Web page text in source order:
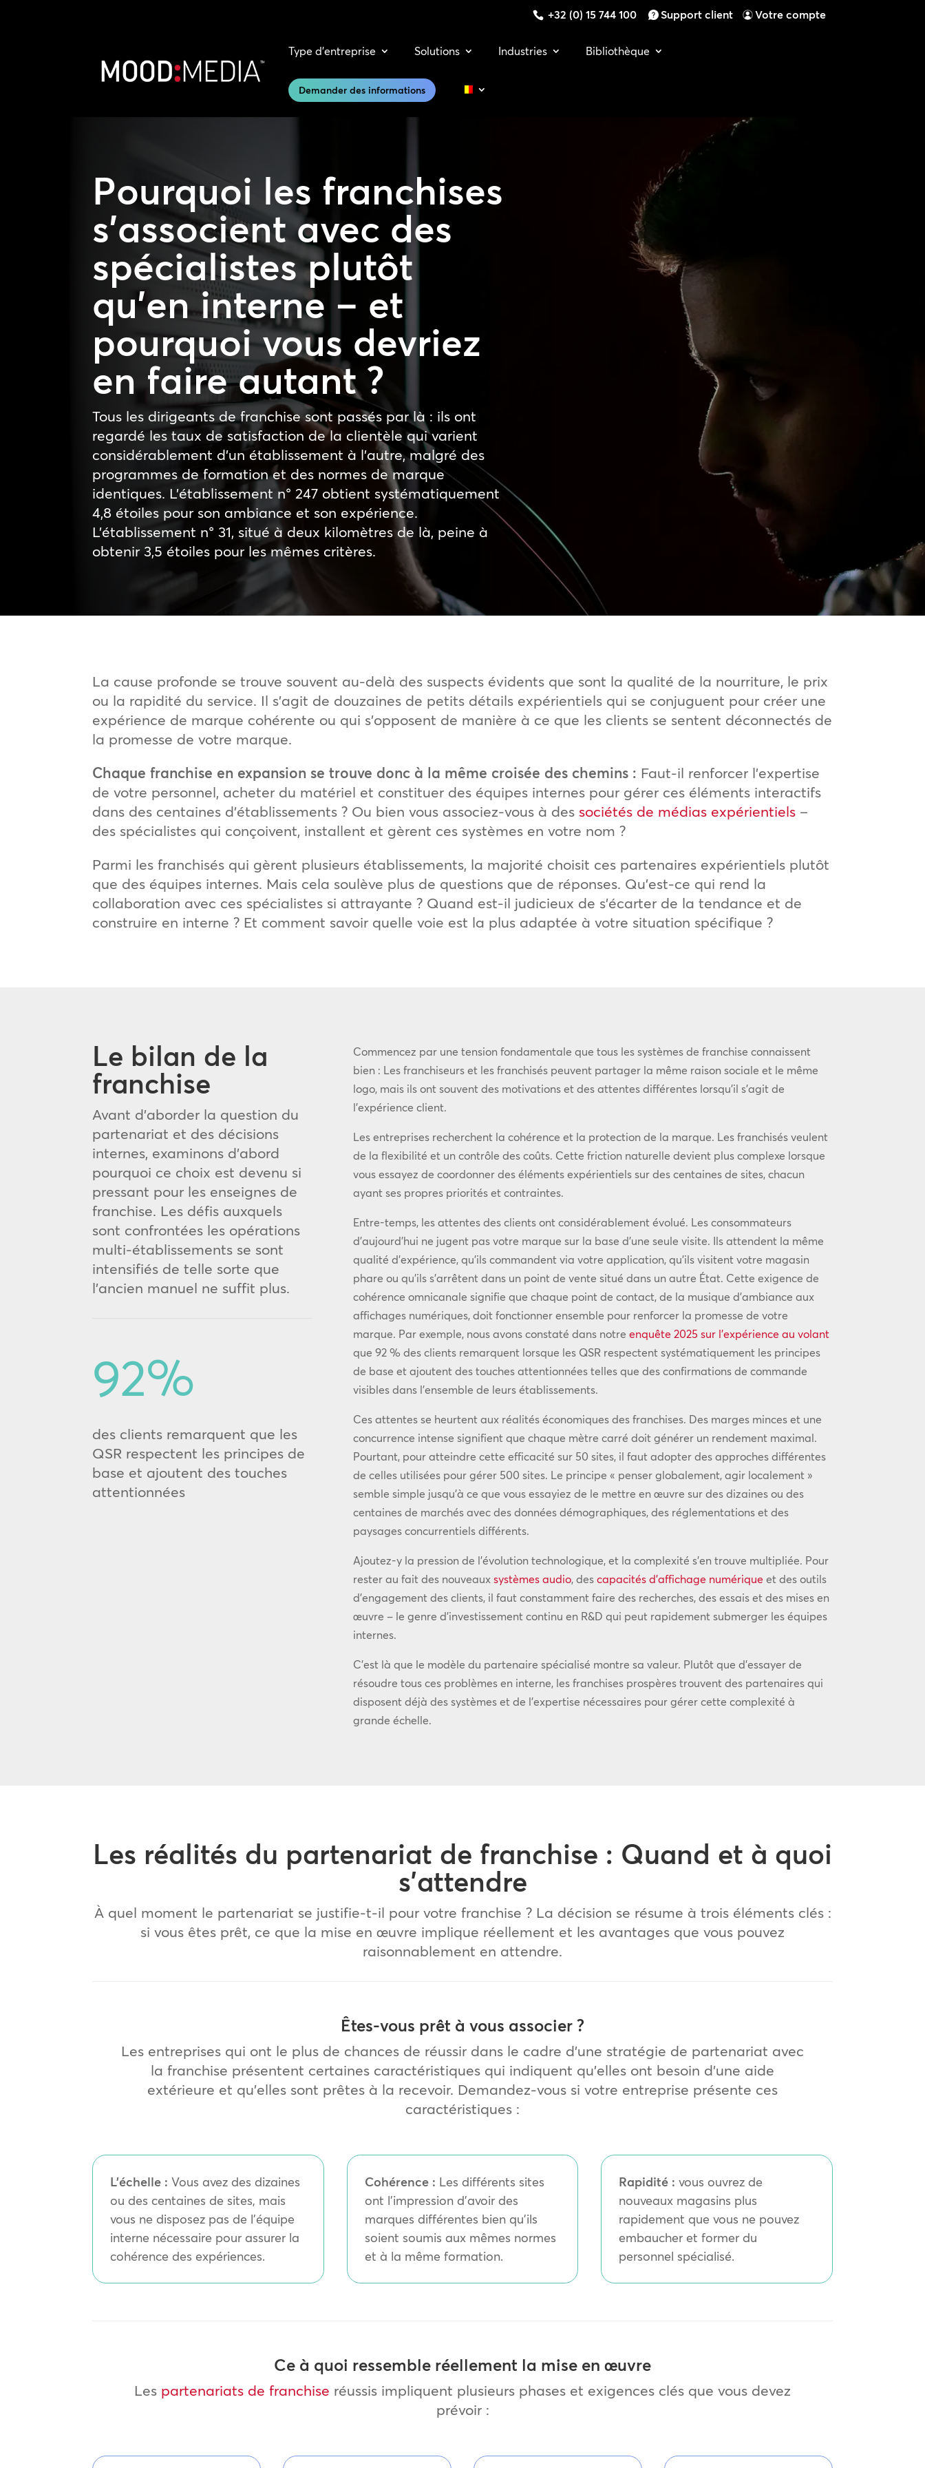
+32 (0) 15 744 100 Support client Votre compte
Type d’entreprise Solutions Industries Bibliothèque
Demander des informations
Pourquoi les franchises
s’associent avec des
spécialistes plutôt
qu’en interne – et
pourquoi vous devriez
en faire autant ?
Tous les dirigeants de franchise sont passés par là : ils ont
regardé les taux de satisfaction de la clientèle qui varient
considérablement d’un établissement à l’autre, malgré des
programmes de formation et des normes de marque
identiques. L’établissement n° 247 obtient systématiquement
4,8 étoiles pour son ambiance et son expérience.
L’établissement n° 31, situé à deux kilomètres de là, peine à
obtenir 3,5 étoiles pour les mêmes critères.
La cause profonde se trouve souvent au-delà des suspects évidents que sont la qualité de la nourriture, le prix
ou la rapidité du service. Il s’agit de douzaines de petits détails expérientiels qui se conjuguent pour créer une
expérience de marque cohérente ou qui s’opposent de manière à ce que les clients se sentent déconnectés de
la promesse de votre marque.
Chaque franchise en expansion se trouve donc à la même croisée des chemins : Faut-il renforcer l’expertise
de votre personnel, acheter du matériel et constituer des équipes internes pour gérer ces éléments interactifs
dans des centaines d’établissements ? Ou bien vous associez-vous à dessociétés de médias expérientiels –
des spécialistes qui conçoivent, installent et gèrent ces systèmes en votre nom ?
Parmi les franchisés qui gèrent plusieurs établissements, la majorité choisit ces partenaires expérientiels plutôt
que des équipes internes. Mais cela soulève plus de questions que de réponses. Qu’est-ce qui rend la
collaboration avec ces spécialistes si attrayante ? Quand est-il judicieux de s’écarter de la tendance et de
construire en interne ? Et comment savoir quelle voie est la plus adaptée à votre situation spécifique ?
Le bilan de la
franchise
Avant d’aborder la question du
partenariat et des décisions
internes, examinons d’abord
pourquoi ce choix est devenu si
pressant pour les enseignes de
franchise. Les défis auxquels
sont confrontées les opérations
multi-établissements se sont
intensifiés de telle sorte que
l’ancien manuel ne suffit plus.
92%
des clients remarquent que les
QSR respectent les principes de
base et ajoutent des touches
attentionnées
Commencez par une tension fondamentale que tous les systèmes de franchise connaissent
bien : Les franchiseurs et les franchisés peuvent partager la même raison sociale et le même
logo, mais ils ont souvent des motivations et des attentes différentes lorsqu’il s’agit de
l’expérience client.
Les entreprises recherchent la cohérence et la protection de la marque. Les franchisés veulent
de la flexibilité et un contrôle des coûts. Cette friction naturelle devient plus complexe lorsque
vous essayez de coordonner des éléments expérientiels sur des centaines de sites, chacun
ayant ses propres priorités et contraintes.
Entre-temps, les attentes des clients ont considérablement évolué. Les consommateurs
d’aujourd’hui ne jugent pas votre marque sur la base d’une seule visite. Ils attendent la même
qualité d’expérience, qu’ils commandent via votre application, qu’ils visitent votre magasin
phare ou qu’ils s’arrêtent dans un point de vente situé dans un autre État. Cette exigence de
cohérence omnicanale signifie que chaque point de contact, de la musique d’ambiance aux
affichages numériques, doit fonctionner ensemble pour renforcer la promesse de votre
marque. Par exemple, nous avons constaté dans notre enquête 2025 sur l’expérience au volant
que 92 % des clients remarquent lorsque les QSR respectent systématiquement les principes
de base et ajoutent des touches attentionnées telles que des confirmations de commande
visibles dans l’ensemble de leurs établissements.
Ces attentes se heurtent aux réalités économiques des franchises. Des marges minces et une
concurrence intense signifient que chaque mètre carré doit générer un rendement maximal.
Pourtant, pour atteindre cette efficacité sur 50 sites, il faut adopter des approches différentes
de celles utilisées pour gérer 500 sites. Le principe « penser globalement, agir localement »
semble simple jusqu’à ce que vous essayiez de le mettre en œuvre sur des dizaines ou des
centaines de marchés avec des données démographiques, des réglementations et des
paysages concurrentiels différents.
Ajoutez-y la pression de l’évolution technologique, et la complexité s’en trouve multipliée. Pour
rester au fait des nouveaux systèmes audio, des capacités d’affichage numérique et des outils
d’engagement des clients, il faut constamment faire des recherches, des essais et des mises en
œuvre – le genre d’investissement continu en R&D qui peut rapidement submerger les équipes
internes.
C’est là que le modèle du partenaire spécialisé montre sa valeur. Plutôt que d’essayer de
résoudre tous ces problèmes en interne, les franchises prospères trouvent des partenaires qui
disposent déjà des systèmes et de l’expertise nécessaires pour gérer cette complexité à
grande échelle.
Les réalités du partenariat de franchise : Quand et à quoi
s’attendre
À quel moment le partenariat se justifie-t-il pour votre franchise ? La décision se résume à trois éléments clés :
si vous êtes prêt, ce que la mise en œuvre implique réellement et les avantages que vous pouvez
raisonnablement en attendre.
Êtes-vous prêt à vous associer ?
Les entreprises qui ont le plus de chances de réussir dans le cadre d’une stratégie de partenariat avec
la franchise présentent certaines caractéristiques qui indiquent qu’elles ont besoin d’une aide
extérieure et qu’elles sont prêtes à la recevoir. Demandez-vous si votre entreprise présente ces
caractéristiques :
L’échelle : Vous avez des dizaines
ou des centaines de sites, mais
vous ne disposez pas de l’équipe
interne nécessaire pour assurer la
cohérence des expériences.
Cohérence : Les différents sites
ont l’impression d’avoir des
marques différentes bien qu’ils
soient soumis aux mêmes normes
et à la même formation.
Rapidité : vous ouvrez de
nouveaux magasins plus
rapidement que vous ne pouvez
embaucher et former du
personnel spécialisé.
Ce à quoi ressemble réellement la mise en œuvre
Les partenariats de franchise réussis impliquent plusieurs phases et exigences clés que vous devez
prévoir :